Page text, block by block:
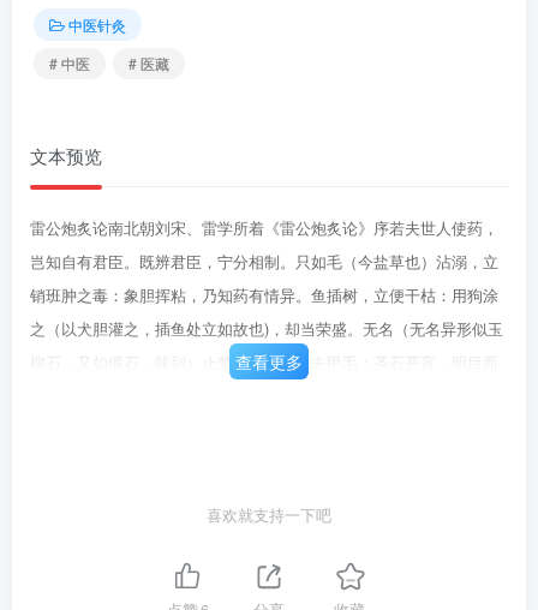
中医针灸
# 中医
# 医藏
文本预览
雷公炮炙论南北朝刘宋、雷学所着《雷公炮炙论》序若夫世人使药，
岂知自有君臣。既辨君臣，宁分相制。只如毛（今盐草也）沾溺，立
销班肿之毒：象胆挥粘，乃知药有情异。鱼插树，立便干枯：用狗涂
之（以犬胆灌之，插鱼处立如故也)，却当荣盛。无名（无名异形似玉
柳石，又如锻石，味别）止楚，截指而似去甲毛：圣石开盲，明目而
胶，粘折处，铁物永不断)：海竭江枯，投游波燕子是也。而立泛。令
铅拒火，须仗修天（今呼为补天石）：如要形坚，岂忘紫背（有紫背
天葵，如常食葵菜，只是背紫面青，能坚铅形)：留砒住鼎，全赖宗心
查看更多
喜欢就支持一下吧